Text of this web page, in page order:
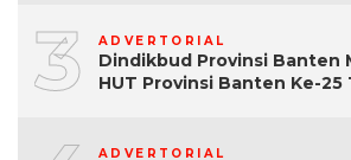
3 ADVERTORIAL
Dindikbud Provinsi Banten
HUT Provinsi Banten Ke-25
ADVERTORIAL